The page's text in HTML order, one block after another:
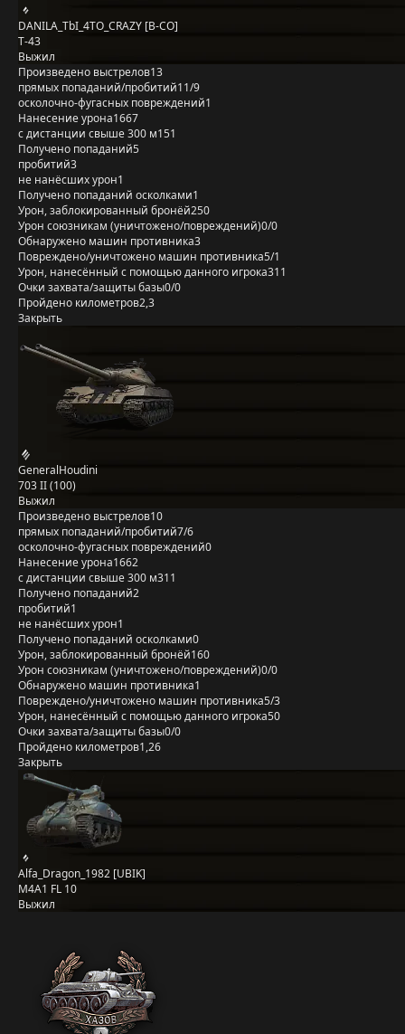
DANILA_TbI_4TO_CRAZY [B-CO]
Т-43
Выжил
Произведено выстрелов13
прямых попаданий/пробитий11/9
осколочно-фугасных повреждений1
Нанесение урона1667
с дистанции свыше 300 м151
Получено попаданий5
пробитий3
не нанёсших урон1
Получено попаданий осколками1
Урон, заблокированный бронёй250
Урон союзникам (уничтожено/повреждений)0/0
Обнаружено машин противника3
Повреждено/уничтожено машин противника5/1
Урон, нанесённый с помощью данного игрока311
Очки захвата/защиты базы0/0
Пройдено километров2,3
Закрыть
GeneralHoudini
703 II (100)
Выжил
Произведено выстрелов10
прямых попаданий/пробитий7/6
осколочно-фугасных повреждений0
Нанесение урона1662
с дистанции свыше 300 м311
Получено попаданий2
пробитий1
не нанёсших урон1
Получено попаданий осколками0
Урон, заблокированный бронёй160
Урон союзникам (уничтожено/повреждений)0/0
Обнаружено машин противника1
Повреждено/уничтожено машин противника5/3
Урон, нанесённый с помощью данного игрока50
Очки захвата/защиты базы0/0
Пройдено километров1,26
Закрыть
Alfa_Dragon_1982 [UBIK]
M4A1 FL 10
Выжил